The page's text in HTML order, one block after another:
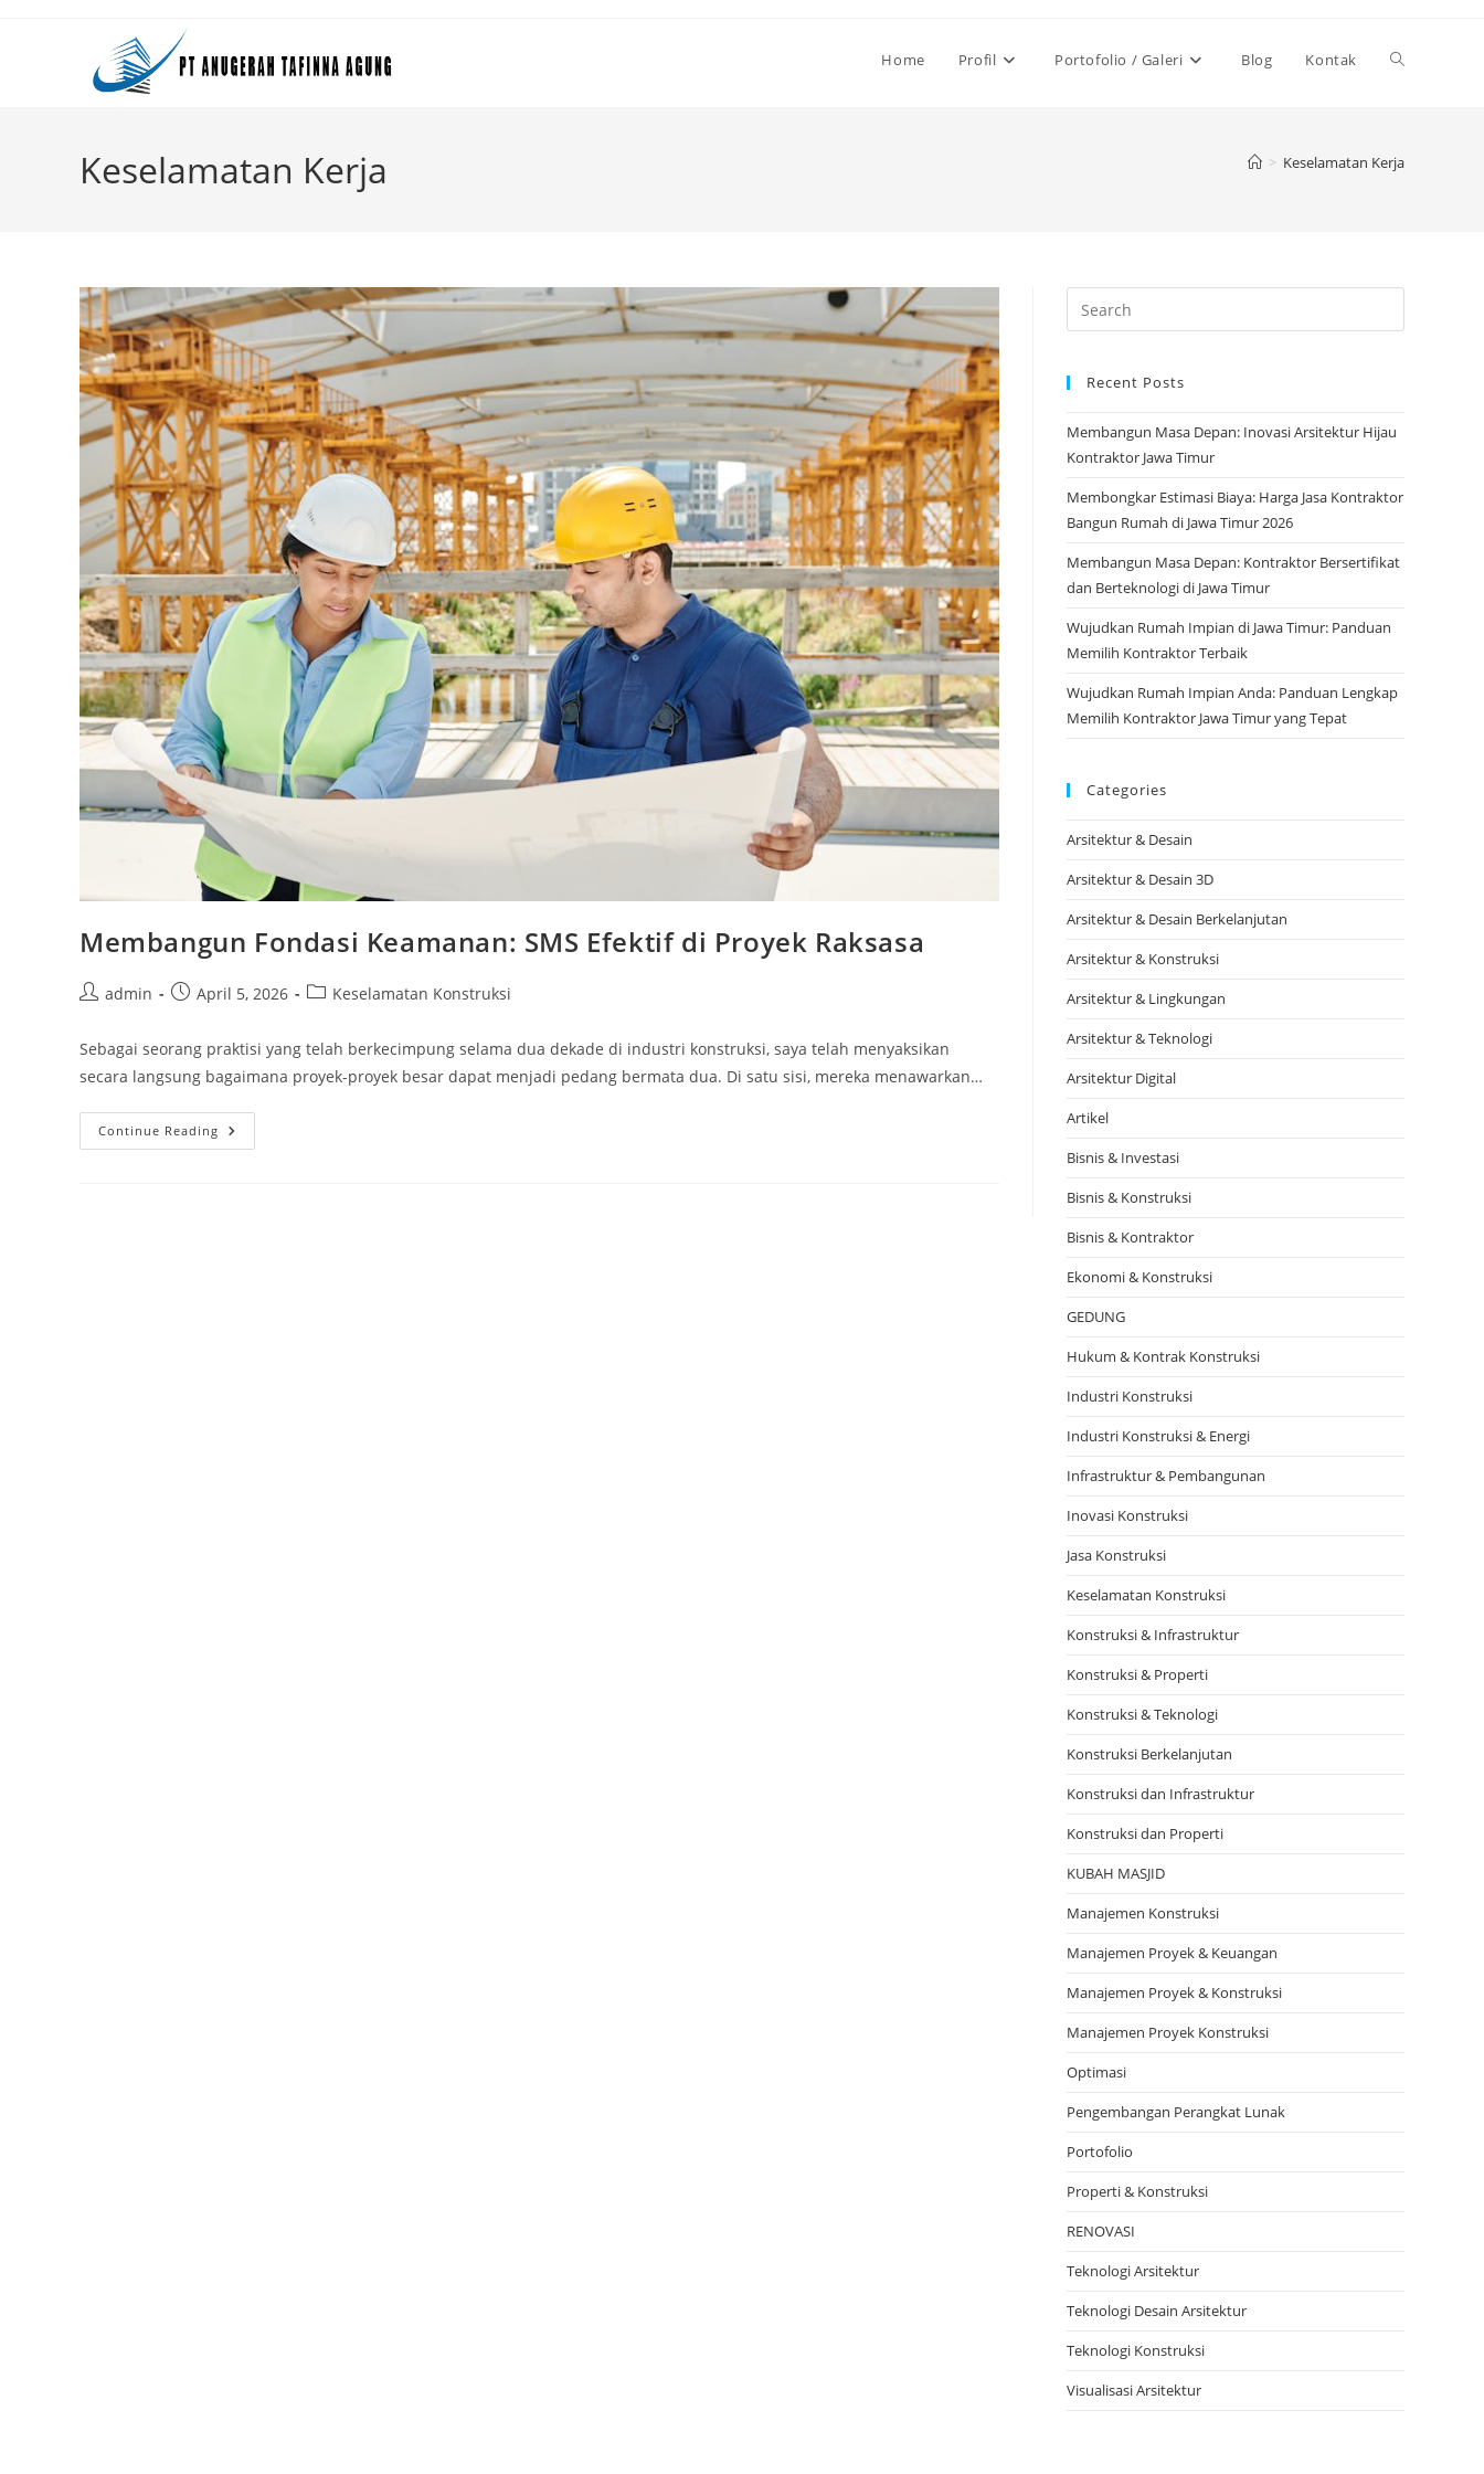
Home Profil Portofolio / Galeri Blog Kontak Toggle
Keselamatan Kerja > Keselamatan Kerja
Membangun Fondasi Keamanan: SMS Efektif di Proyek Raksasa
Postadmin
PostApril 5, 2026
PostKeselamatan Konstruksi
Sebagai seorang praktisi yang telah berkecimpung selama dua dekade di industri konstruksi, saya telah menyaksikan
secara langsung bagaimana proyek-proyek besar dapat menjadi pedang bermata dua. Di satu sisi, mereka menawarkan…
Continue Reading Membangun
Fondasi
Recent Posts
Membangun Masa Depan: Inovasi Arsitektur Hijau
Kontraktor Jawa Timur
Membongkar Estimasi Biaya: Harga Jasa Kontraktor
Bangun Rumah di Jawa Timur 2026
Membangun Masa Depan: Kontraktor Bersertifikat
dan Berteknologi di Jawa Timur
Wujudkan Rumah Impian di Jawa Timur: Panduan
Memilih Kontraktor Terbaik
Wujudkan Rumah Impian Anda: Panduan Lengkap
Memilih Kontraktor Jawa Timur yang Tepat
Categories
Arsitektur & Desain
Arsitektur & Desain 3D
Arsitektur & Desain Berkelanjutan
Arsitektur & Konstruksi
Arsitektur & Lingkungan
Arsitektur & Teknologi
Arsitektur Digital
Artikel
Bisnis & Investasi
Bisnis & Konstruksi
Bisnis & Kontraktor
Ekonomi & Konstruksi
GEDUNG
Hukum & Kontrak Konstruksi
Industri Konstruksi
Industri Konstruksi & Energi
Infrastruktur & Pembangunan
Inovasi Konstruksi
Jasa Konstruksi
Keselamatan Konstruksi
Konstruksi & Infrastruktur
Konstruksi & Properti
Konstruksi & Teknologi
Konstruksi Berkelanjutan
Konstruksi dan Infrastruktur
Konstruksi dan Properti
KUBAH MASJID
Manajemen Konstruksi
Manajemen Proyek & Keuangan
Manajemen Proyek & Konstruksi
Manajemen Proyek Konstruksi
Optimasi
Pengembangan Perangkat Lunak
Portofolio
Properti & Konstruksi
RENOVASI
Teknologi Arsitektur
Teknologi Desain Arsitektur
Teknologi Konstruksi
Visualisasi Arsitektur